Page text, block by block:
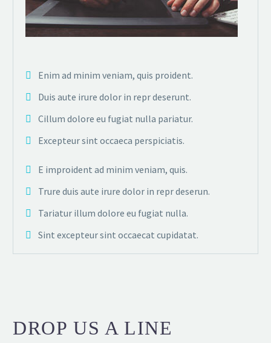
Enim ad minim veniam, quis proident.
Duis aute irure dolor in repr deserunt.
Cillum dolore eu fugiat nulla pariatur.
Excepteur sint occaeca perspiciatis.
E improident ad minim veniam, quis.
Trure duis aute irure dolor in repr deserun.
Tariatur illum dolore eu fugiat nulla.
Sint excepteur sint occaecat cupidatat.
DROP US A LINE